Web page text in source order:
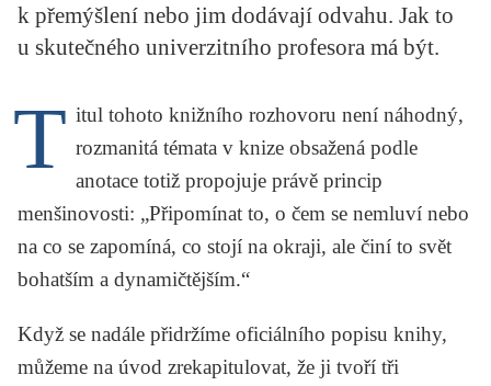
UKÁZKA
ILIGLOSA
k přemýšlení nebo jim dodávají odvahu. Jak to
u skutečného univerzitního profesora má být.
T itul tohoto knižního rozhovoru není náhodný,
rozmanitá témata v knize obsažená podle
anotace totiž propojuje právě princip
menšinovosti: „Připomínat to, o čem se nemluví nebo
na co se zapomíná, co stojí na okraji, ale činí to svět
bohatším a dynamičtějším.“
Když se nadále přidržíme oficiálního popisu knihy,
můžeme na úvod zrekapitulovat, že ji tvoří tři